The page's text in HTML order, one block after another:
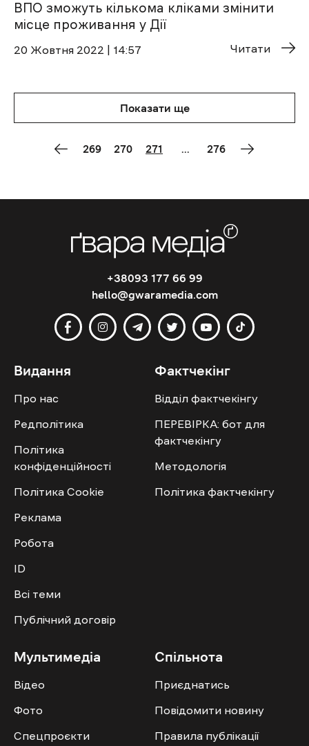
ВПО зможуть кількома кліками змінити
місце проживання у Дії
20 Жовтня 2022 | 14:57 Читати
Показати ще
269 270 271 276
+38093 177 66 99
hello@gwaramedia.com
Видання
Про нас
Редполітика
Політика
конфіденційності
Політика Cookie
Реклама
Робота
ID
Всі теми
Публічний договір
Фактчекінг
Відділ фактчекінгу
ПЕРЕВІРКА: бот для
фактчекінгу
Методологія
Політика фактчекінгу
Мультимедіа
Відео
Фото
Спецпроєкти
Спільнота
Приєднатись
Повідомити новину
Правила публікації